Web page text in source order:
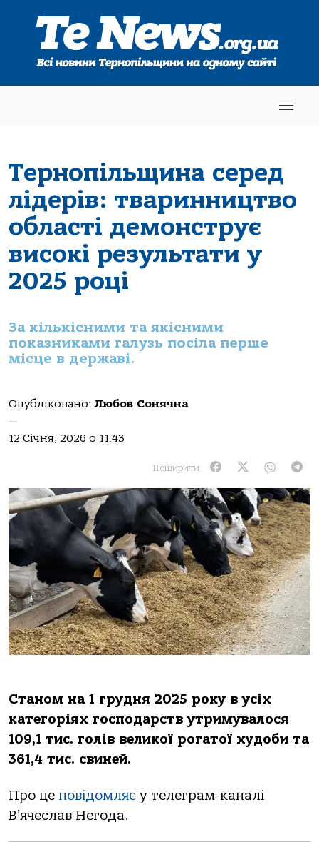
Тернопільщина серед
лідерів: тваринництво
області демонструє
високі результати у
2025 році
За кількісними та якісними
показниками галузь посіла перше
місце в державі.
Опубліковано: Любов Сонячна
—
12 Січня, 2026 о 11:43
Поширити:
Станом на 1 грудня 2025 року в усіх
категоріях господарств утримувалося
109,1 тис. голів великої рогатої худоби та
361,4 тис. свиней.
Про це повідомляєу телеграм-каналі
Вʼячеслав Негода.